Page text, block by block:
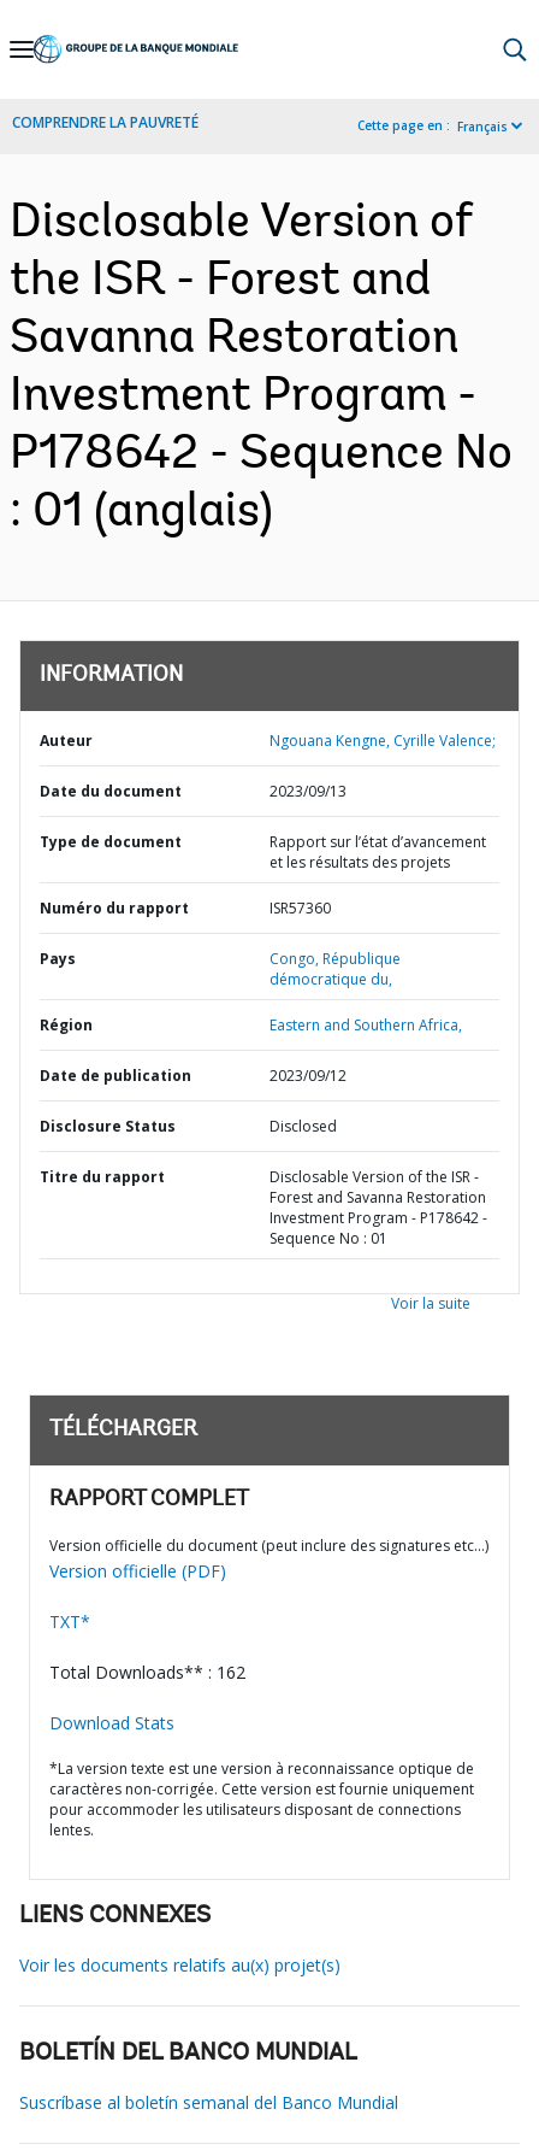
Skip
Navigation
COMPRENDRE LA PAUVRETÉ Cette page en : Français
Disclosable Version of
the ISR - Forest and
Savanna Restoration
Investment Program -
P178642 - Sequence No
: 01 (anglais)
INFORMATION
Auteur Ngouana Kengne, Cyrille Valence;
Date du document 2023/09/13
Type de document
Rapport sur l’état d’avancement
et les résultats des projets
Numéro du rapport ISR57360
Pays Congo,République
démocratique du,
Région Eastern and Southern Africa,
Date de publication 2023/09/12
Disclosure Status Disclosed
Titre du rapport
Disclosable Version of the ISR -
Forest and Savanna Restoration
Investment Program - P178642 -
Sequence No : 01
Voir la suite
TÉLÉCHARGER
RAPPORT COMPLET
Version officielle du document (peut inclure des signatures etc…)
Version officielle (PDF)
TXT*
Total Downloads** : 162
Download Stats
*La version texte est une version à reconnaissance optique de
caractères non-corrigée. Cette version est fournie uniquement
pour accommoder les utilisateurs disposant de connections
lentes.
LIENS CONNEXES
Voir les documents relatifs au(x) projet(s)
BOLETÍN DEL BANCO MUNDIAL
Suscríbase al boletín semanal del Banco Mundial